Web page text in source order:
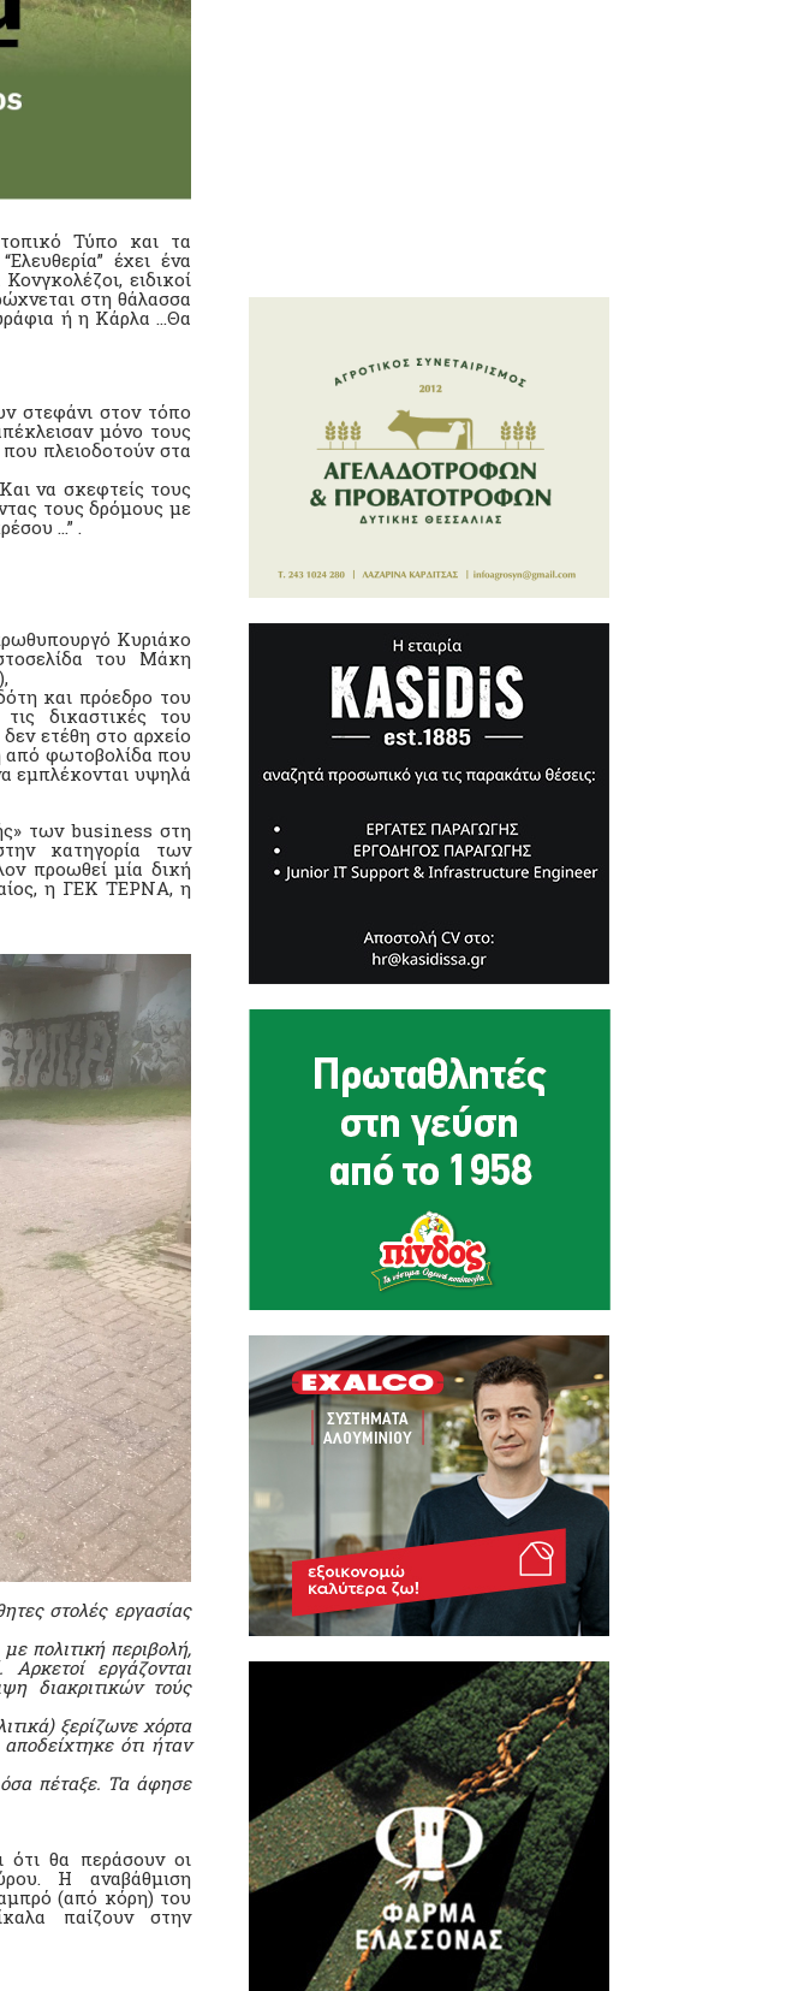
Τύπο και τα
έχει ένα
ειδικοί
στη θάλασσα
ή η Κάρλα …Θα
στεφάνι στον τόπο
μόνο τους
που πλειοδοτούν στα
να σκεφτείς τους
τους δρόμους με
…” .
Κυριάκο
του Μάκη
και πρόεδρο του
δικαστικές του
ετέθη στο αρχείο
από φωτοβολίδα που
εμπλέκονται υψηλά
των business στη
κατηγορία των
προωθεί μία δική
η ΓΕΚ ΤΕΡΝΑ, η
στολές εργασίας
πολιτική περιβολή,
εργάζονται
διακριτικών τούς
ξερίζωνε χόρτα
ότι ήταν
πέταξε. Τα άφησε
ότι θα περάσουν οι
Η αναβάθμιση
(από κόρη) του
παίζουν στην